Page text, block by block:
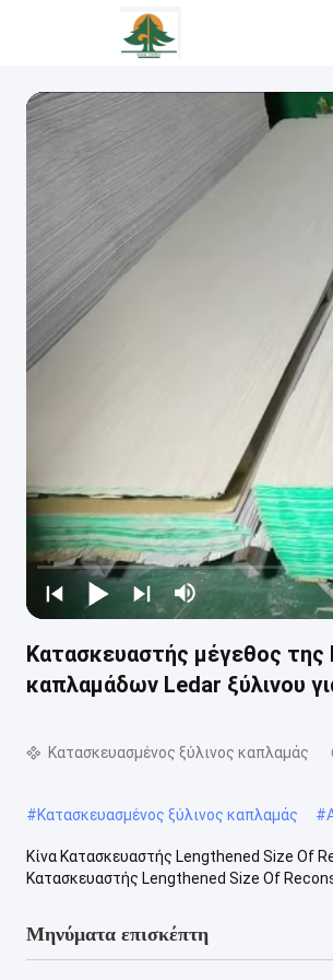
Κατασκευαστής μέγεθος της
καπλαμάδων Ledar ξύλινου
Κατασκευασμένος ξύλινος καπλαμάς
#Κατασκευασμένος ξύλινος καπλαμάς #
Κίνα Κατασκευαστής Lengthened Size Of
Κατασκευαστής Lengthened Size Of
Μηνύματα επισκέπτη